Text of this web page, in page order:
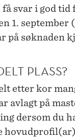
svar i god tid
1. september
på søknaden
PLASS?
etter kor
avlagt på
dersom du